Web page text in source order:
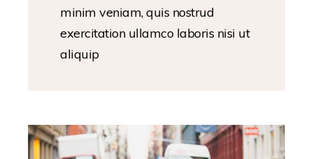
minim veniam, quis nostrud
exercitation ullamco laboris nisi ut
aliquip